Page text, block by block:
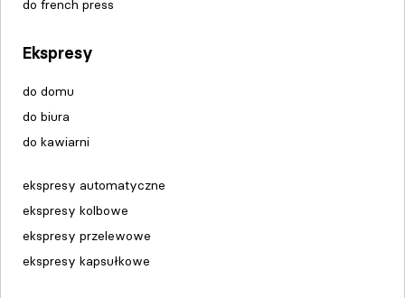
do french press
Ekspresy
do domu
do biura
do kawiarni
ekspresy automatyczne
ekspresy kolbowe
ekspresy przelewowe
ekspresy kapsułkowe